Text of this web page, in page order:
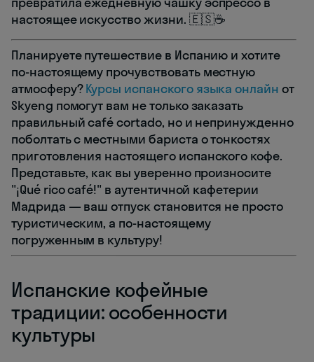
настоящее искусство жизни. 🇪🇸☕
Планируете путешествие в Испанию и хотите
по-настоящему прочувствовать местную
атмосферу?Курсы испанского языка онлайн от
Skyeng помогут вам не только заказать
правильный café cortado, но и непринужденно
поболтать с местными бариста о тонкостях
приготовления настоящего испанского кофе.
Представьте, как вы уверенно произносите
"¡Qué rico café!" в аутентичной кафетерии
Мадрида — ваш отпуск становится не просто
туристическим, а по-настоящему
погруженным в культуру!
Испанские кофейные
традиции: особенности
культуры